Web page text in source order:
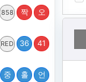
858 짝 오
RED 36 41
중 홀 언